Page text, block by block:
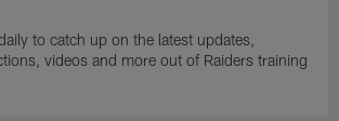
to catch up on the latest updates,
videos and more out of Raiders training